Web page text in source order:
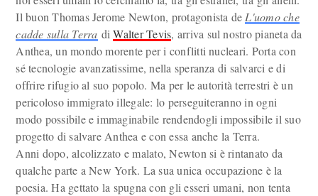
Il buon Thomas Jerome Newton, protagonista de L'uomo che
cadde sulla Terra diWalter Tevis, arriva sul nostro pianeta da
Anthea, un mondo morente per i conflitti nucleari. Porta con
sé tecnologie avanzatissime, nella speranza di salvarci e di
offrire rifugio al suo popolo. Ma per le autorità terrestri è un
pericoloso immigrato illegale: lo perseguiteranno in ogni
modo possibile e immaginabile rendendogli impossibile il suo
progetto di salvare Anthea e con essa anche la Terra.
Anni dopo, alcolizzato e malato, Newton si è rintanato da
qualche parte a New York. La sua unica occupazione è la
poesia. Ha gettato la spugna con gli esseri umani, non tenta